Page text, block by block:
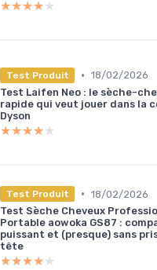
★★★★★
★★★★★
Test Produit • 18/02/2026
Test Laifen Neo : le sèche-
rapide qui veut jouer dans la
Dyson
★★★★★
★★★★★
Test Produit • 18/02/2026
Test Sèche Cheveux
Portable aowoka GS87 :
puissant et (presque) sans
tête
★★★★★
★★★★★